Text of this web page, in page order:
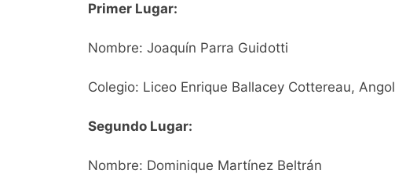
Primer Lugar:
Nombre: Joaquín Parra Guidotti
Colegio: Liceo Enrique Ballacey Cottereau, Angol
Segundo Lugar:
Nombre: Dominique Martínez Beltrán